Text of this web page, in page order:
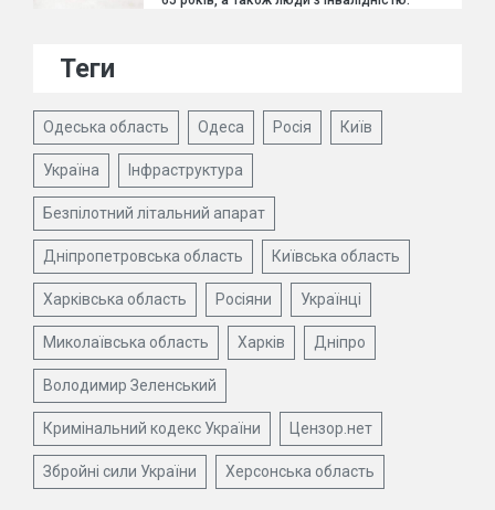
Теги
Одеська область Одеса Росія Київ
Україна Інфраструктура
Безпілотний літальний апарат
Дніпропетровська область Київська область
Харківська область Росіяни Українці
Миколаївська область Харків Дніпро
Володимир Зеленський
Кримінальний кодекс України Цензор.нет
Збройні сили України Херсонська область